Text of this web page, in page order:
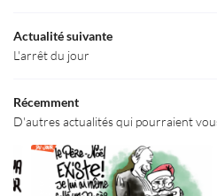
Actualités
Avis
Contact
Actualité suivante
L'arrêt du jour
Récemment
D'autres actualités qui pourraient